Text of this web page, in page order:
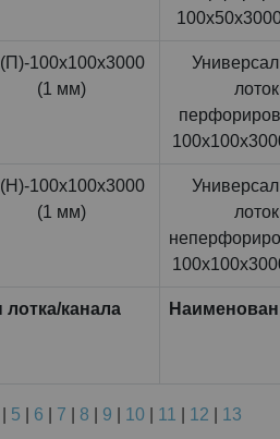
100x100x3000
(1 мм)
лоток
100x100x3000
(1 мм)
лоток
лотка/канала
5 6 7 8 9 10 11 12 13